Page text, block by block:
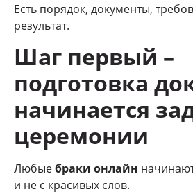
Есть порядок, документы,
результат.
Шаг первый –
подготовка
начинается
церемонии
Любыебраки онлайн
и не с красивых слов.